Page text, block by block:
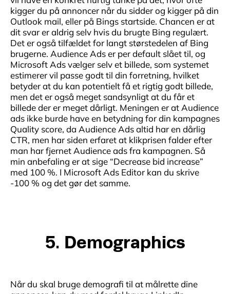
kigger du på annoncer når du sidder og kigger på din
Outlook mail, eller på Bings startside. Chancen er at
dit svar er aldrig selv hvis du brugte Bing regulært.
Det er også tilfældet for langt størstedelen af Bing
brugerne. Audience Ads er per default slået til, og
Microsoft Ads vælger selv et billede, som systemet
estimerer vil passe godt til din forretning, hvilket
betyder at du kan potentielt få et rigtig godt billede,
men det er også meget sandsynligt at du får et
billede der er meget dårligt. Meningen er at Audience
ads ikke burde have en betydning for din kampagnes
Quality score, da Audience Ads altid har en dårlig
CTR, men har siden erfaret at klikprisen falder efter
man har fjernet Audience ads fra kampagnen. Så
min anbefaling er at sige “Decrease bid increase”
med 100 %. I Microsoft Ads Editor kan du skrive
-100 % og det gør det samme.
5. Demographics
Når du skal bruge demografi til at målrette dine